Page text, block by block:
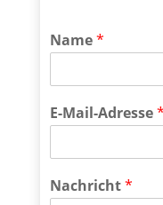
Name*
E-Mail-Adresse*
Nachricht*